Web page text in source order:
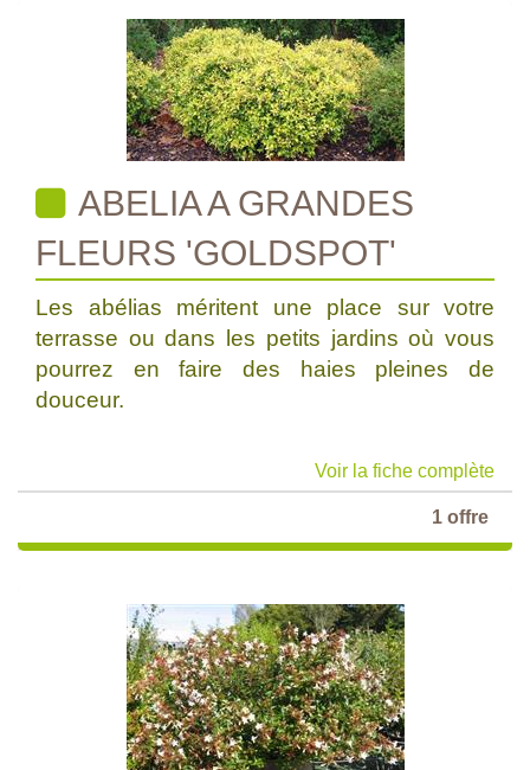
ABELIA A GRANDES
FLEURS 'GOLDSPOT'
Les abélias méritent une place sur votre
terrasse ou dans les petits jardins où vous
pourrez en faire des haies pleines de
douceur.
Voir la fiche complète
1 offre